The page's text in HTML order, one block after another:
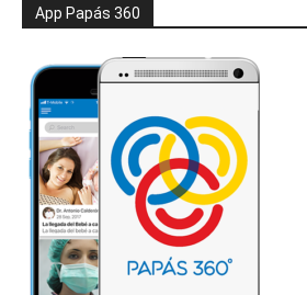
App Papás 360